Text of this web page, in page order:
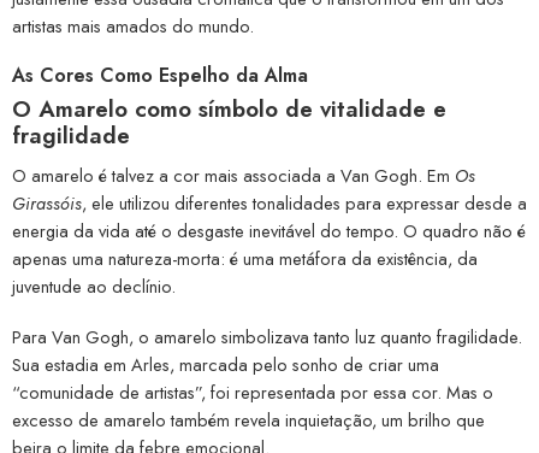
artistas mais amados do mundo.
As Cores Como Espelho da Alma
O Amarelo como símbolo de vitalidade e
fragilidade
O amarelo é talvez a cor mais associada a Van Gogh. Em Os
Girassóis, ele utilizou diferentes tonalidades para expressar desde a
energia da vida até o desgaste inevitável do tempo. O quadro não é
apenas uma natureza-morta: é uma metáfora da existência, da
juventude ao declínio.
Para Van Gogh, o amarelo simbolizava tanto luz quanto fragilidade.
Sua estadia em Arles, marcada pelo sonho de criar uma
“comunidade de artistas”, foi representada por essa cor. Mas o
excesso de amarelo também revela inquietação, um brilho que